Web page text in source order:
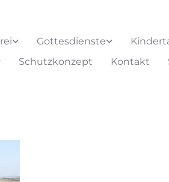
Gottesdienste
Schutzkonzept Kontakt